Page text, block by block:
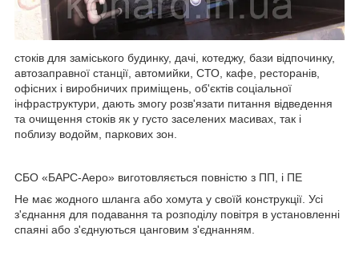
стоків для заміського будинку, дачі, котеджу, бази відпочинку,
автозаправної станції, автомийки, СТО, кафе, ресторанів,
офісних і виробничих приміщень, об'єктів соціальної
інфраструктури, дають змогу розв'язати питання відведення
та очищення стоків як у густо заселених масивах, так і
поблизу водойм, паркових зон.
СБО «БАРС-Аеро» виготовляється повністю з ПП, і ПЕ
Не має жодного шланга або хомута у своїй конструкції. Усі
з'єднання для подавання та розподілу повітря в установленні
спаяні або з'єднуються цанговим з'єднанням.